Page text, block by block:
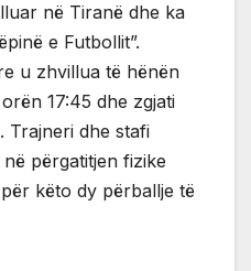
në Tiranë dhe ka
e Futbollit”.
u zhvillua të hënën
17:45 dhe zgjati
Trajneri dhe stafi
përgatitjen fizike
këto dy përballje të